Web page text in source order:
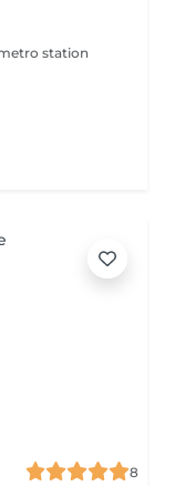
station
8